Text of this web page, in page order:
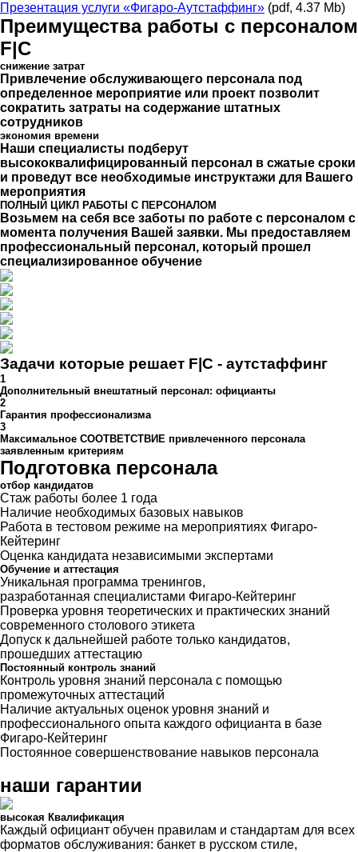
Презентация услуги «Фигаро-Аутстаффинг» (pdf, 4.37 Mb)
Преимущества работы с персоналом
F|C
снижение затрат
Привлечение обслуживающего персонала под
определенное мероприятие или проект позволит
сократить затраты на содержание штатных
сотрудников
экономия времени
Наши специалисты подберут
высококвалифицированный персонал в сжатые сроки
и проведут все необходимые инструктажи для Вашего
мероприятия
ПОЛНЫЙ ЦИКЛ РАБОТЫ С ПЕРСОНАЛОМ
Возьмем на себя все заботы по работе с персоналом с
момента получения Вашей заявки. Мы предоставляем
профессиональный персонал, который прошел
специализированное обучение
Задачи которые решает F|C - аутстаффинг
1
Дополнительный внештатный персонал: официанты
2
Гарантия профессионализма
3
Максимальное СООТВЕТСТВИЕ привлеченного персонала
заявленным критериям
Подготовка персонала
отбор кандидатов
Стаж работы более 1 года
Наличие необходимых базовых навыков
Работа в тестовом режиме на мероприятиях Фигаро-
Кейтеринг
Оценка кандидата независимыми экспертами
Обучение и аттестация
Уникальная программа тренингов,
разработанная специалистами Фигаро-Кейтеринг
Проверка уровня теоретических и практических знаний
современного столового этикета
Допуск к дальнейшей работе только кандидатов,
прошедших аттестацию
Постоянный контроль знаний
Контроль уровня знаний персонала с помощью
промежуточных аттестаций
Наличие актуальных оценок уровня знаний и
профессионального опыта каждого официанта в базе
Фигаро-Кейтеринг
Постоянное совершенствование навыков персонала
наши гарантии
высокая Квалификация
Каждый официант обучен правилам и стандартам для всех
форматов обслуживания: банкет в русском стиле,